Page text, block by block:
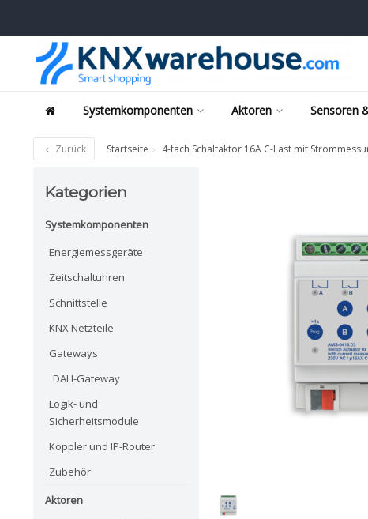
Systemkomponenten Aktoren Sensoren
Zurück Startseite 4-fach Schaltaktor 16A C-Last mit
Kategorien
Systemkomponenten
Energiemessgeräte
Zeitschaltuhren
Schnittstelle
KNX Netzteile
Gateways
DALI-Gateway
Logik- und
Sicherheitsmodule
Koppler und IP-Router
Zubehör
Aktoren